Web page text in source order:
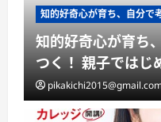
知的好奇心が育ち、自分で
知的好奇心が育ち
つく！ 親子ではじ